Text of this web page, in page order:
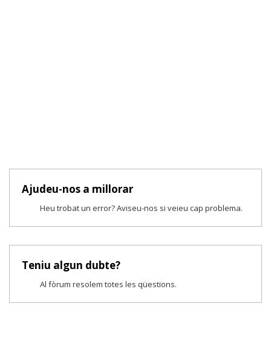
Ajudeu-nos a millorar
Heu trobat un error? Aviseu-nos si veieu cap problema.
Teniu algun dubte?
Al fòrum resolem totes les qüestions.